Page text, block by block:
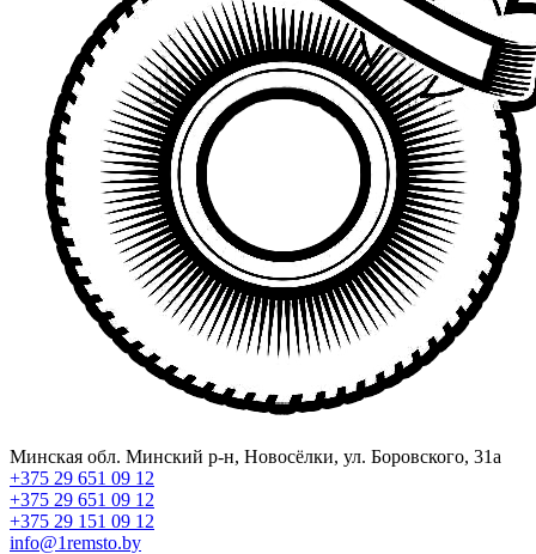
Минская обл. Минский р-н, Новосёлки, ул. Боровского, 31а
+375 29 651 09 12
+375 29 651 09 12
+375 29 151 09 12
info@1remsto.by